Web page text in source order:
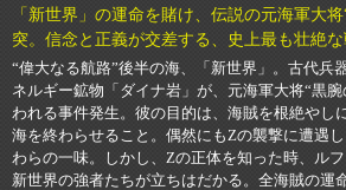
「新世界」の運命を賭け、伝説の元海軍大
突。信念と正義が交差する、史上最も壮絶な
“偉大なる航路”後半の海、「新世界」。古代兵
ネルギー鉱物「ダイナ岩」が、元海軍大将“黒
われる事件発生。彼の目的は、海賊を根絶やし
海を終わらせること。偶然にもZの襲撃に遭遇
わらの一味。しかし、Zの正体を知った時、ル
新世界の強者たちが立ちはだかる。全海賊の運